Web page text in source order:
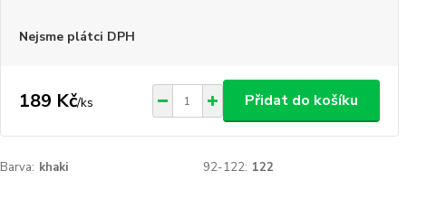
Nejsme plátci DPH
189 Kč/ks Přidat do košíku
Barva: khaki 92-122: 122